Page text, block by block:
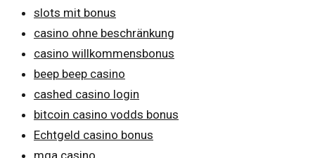
slots mit bonus
casino ohne beschränkung
casino willkommensbonus
beep beep casino
cashed casino login
bitcoin casino vodds bonus
Echtgeld casino bonus
mga casino